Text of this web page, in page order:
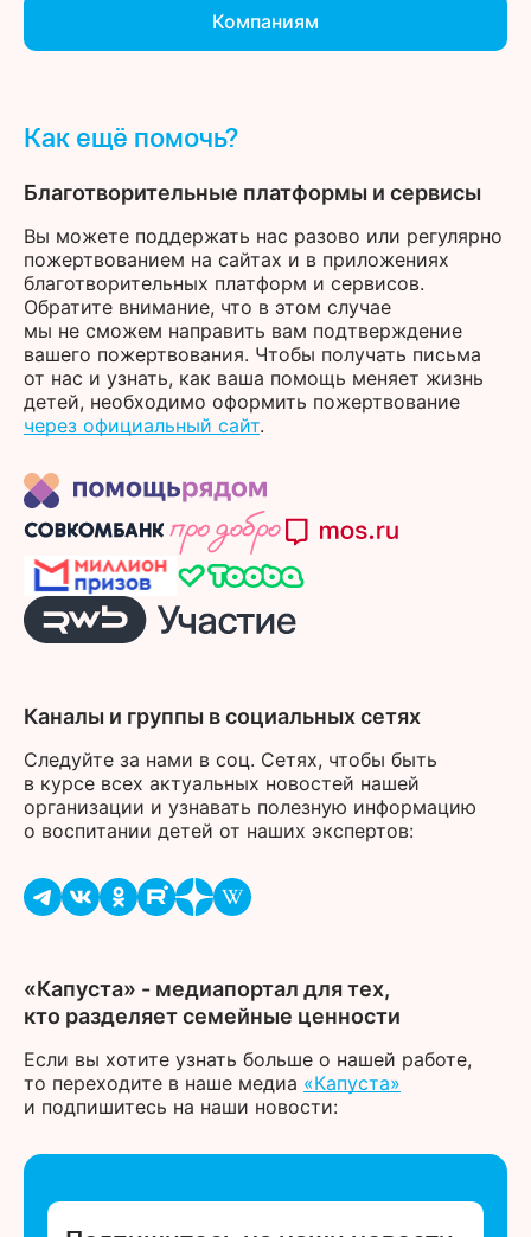
Компаниям
Как ещё помочь?
Благотворительные платформы и сервисы
Вы можете поддержать нас разово или регулярно
пожертвованием на сайтах и в приложениях
благотворительных платформ и сервисов.
Обратите внимание, что в этом случае
мы не сможем направить вам подтверждение
вашего пожертвования. Чтобы получать письма
от нас и узнать, как ваша помощь меняет жизнь
детей, необходимо оформить пожертвование
через официальный сайт.
Каналы и группы в социальных сетях
Следуйте за нами в соц. Сетях, чтобы быть
в курсе всех актуальных новостей нашей
организации и узнавать полезную информацию
о воспитании детей от наших экспертов:
«Капуста» - медиапортал для тех,
кто разделяет семейные ценности
Если вы хотите узнать больше о нашей работе,
то переходите в наше медиа «Капуста»
и подпишитесь на наши новости: